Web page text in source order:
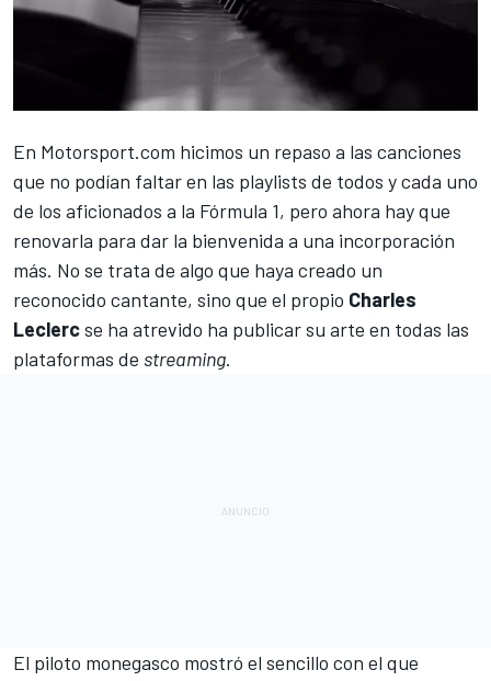
En Motorsport.com hicimos un repaso a las canciones
que no podían faltar en las playlists de todos y cada uno
de los aficionados a la Fórmula 1, pero ahora hay que
renovarla para dar la bienvenida a una incorporación
más. No se trata de algo que haya creado un
reconocido cantante, sino que el propio Charles
Leclercse ha atrevido ha publicar su arte en todas las
plataformas de streaming.
El piloto monegasco mostró el sencillo con el que